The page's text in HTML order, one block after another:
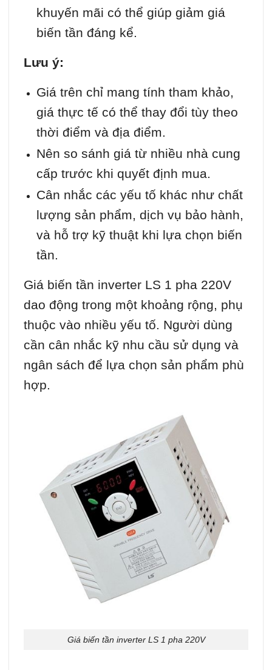
khuyến mãi có thể giúp giảm giá
biến tần đáng kể.
Lưu ý:
Giá trên chỉ mang tính tham khảo,
giá thực tế có thể thay đổi tùy theo
thời điểm và địa điểm.
Nên so sánh giá từ nhiều nhà cung
cấp trước khi quyết định mua.
Cân nhắc các yếu tố khác như chất
lượng sản phẩm, dịch vụ bảo hành,
và hỗ trợ kỹ thuật khi lựa chọn biến
tần.
Giá biến tần inverter LS 1 pha 220V
dao động trong một khoảng rộng, phụ
thuộc vào nhiều yếu tố. Người dùng
cần cân nhắc kỹ nhu cầu sử dụng và
ngân sách để lựa chọn sản phẩm phù
hợp.
Giá biến tần inverter LS 1 pha 220V